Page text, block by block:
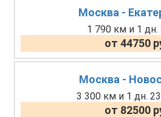
Москва -
1 790 км и 1
от 44750
Москва -
3 300 км и 1 дн.
от 82500